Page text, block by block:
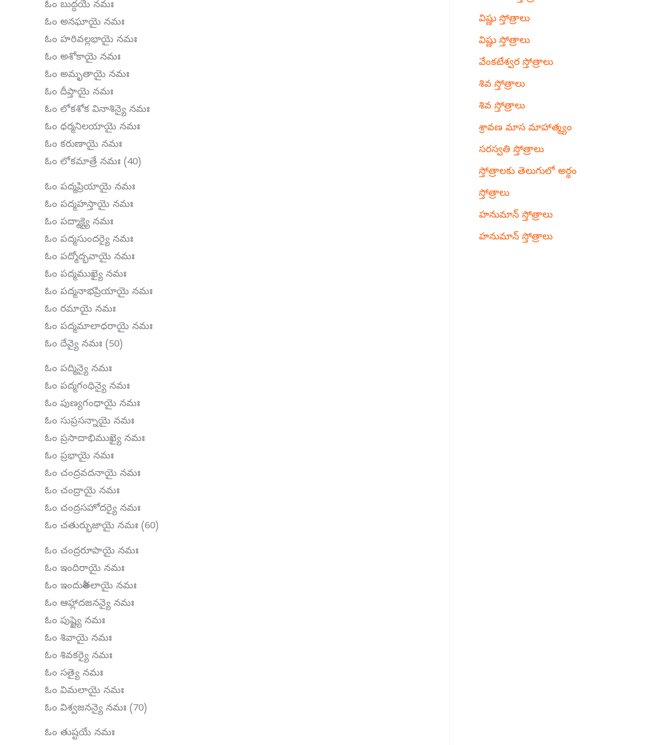
ఓం బుద్ధయే నమః
ఓం అనఘాయై నమః
ఓం హరివల్లభాయై నమః
ఓం అశోకాయై నమః
ఓం అమృతాయై నమః
ఓం దీప్తాయై నమః
ఓం లోకశోక వినాశిన్యై నమః
ఓం ధర్మనిలయాయై నమః
ఓం కరుణాయై నమః
ఓం లోకమాత్రే నమః (40)
ఓం పద్మప్రియాయై నమః
ఓం పద్మహస్తాయై నమః
ఓం పద్మాక్ష్యై నమః
ఓం పద్మసుందర్యై నమః
ఓం పద్మోద్భవాయై నమః
ఓం పద్మముఖ్యై నమః
ఓం పద్మనాభప్రియాయై నమః
ఓం రమాయై నమః
ఓం పద్మమాలాధరాయై నమః
ఓం దేవ్యై నమః (50)
ఓం పద్మిన్యై నమః
ఓం పద్మగంధిన్యై నమః
ఓం పుణ్యగంధాయై నమః
ఓం సుప్రసన్నాయై నమః
ఓం ప్రసాదాభిముఖ్యై నమః
ఓం ప్రభాయై నమః
ఓం చంద్రవదనాయై నమః
ఓం చంద్రాయై నమః
ఓం చంద్రసహోదర్యై నమః
ఓం చతుర్భుజాయై నమః (60)
ఓం చంద్రరూపాయై నమః
ఓం ఇందిరాయై నమః
ఓం ఇందుశీతలాయై నమః
ఓం ఆహ్లాదజనన్యై నమః
ఓం పుష్ట్యై నమః
ఓం శివాయై నమః
ఓం శివకర్యై నమః
ఓం సత్యై నమః
ఓం విమలాయై నమః
ఓం విశ్వజనన్యై నమః (70)
ఓం తుష్టయే నమః
విష్ణు స్తోత్రాలు
విష్ణు స్తోత్రాలు
వేంకటేశ్వర స్తోత్రాలు
శివ స్తోత్రాలు
శివ స్తోత్రాలు
శ్రావణ మాస మాహాత్మ్యం
సరస్వతి స్తోత్రాలు
స్తోత్రాలకు తెలుగులో అర్థం
స్తోత్రాలు
హనుమాన్ స్తోత్రాలు
హనుమాన్ స్తోత్రాలు